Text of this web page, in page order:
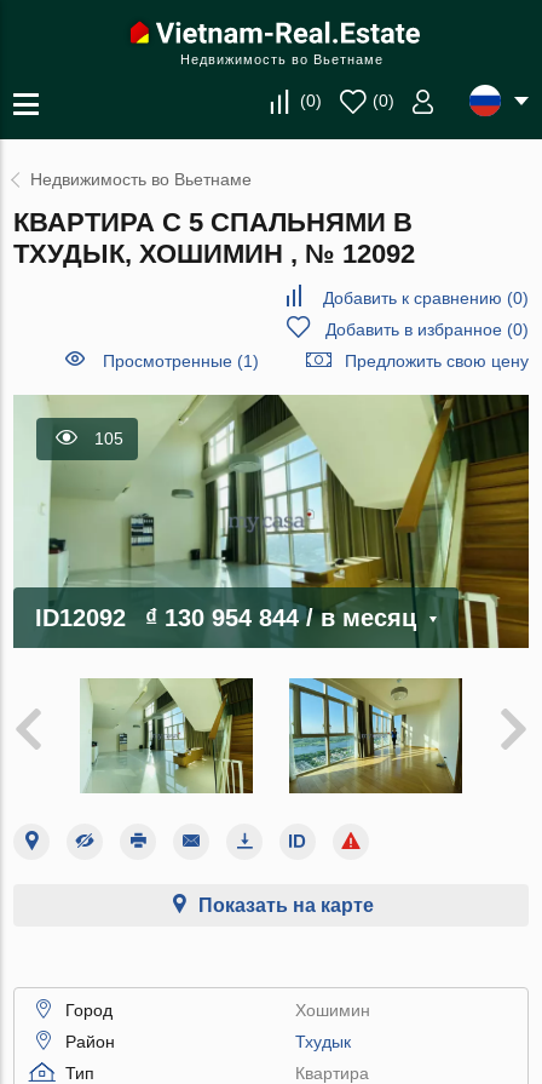
Недвижимость во Вьетнаме
(0) (0)
Недвижимость во Вьетнаме
КВАРТИРА С 5 СПАЛЬНЯМИ В
ТХУДЫК, ХОШИМИН , № 12092
Добавить к сравнению (0)
Добавить в избранное(0)
Просмотренные (1)
Предложить свою цену
105
ID12092 ₫ 130 954 844/ в месяц
Показать на карте
Город
Хошимин
Район
Тхудык
Тип
Квартира